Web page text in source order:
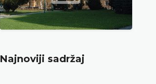
Najnoviji sadržaj